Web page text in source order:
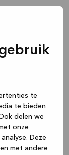
te
te bieden
delen we
onze
Deze
met andere